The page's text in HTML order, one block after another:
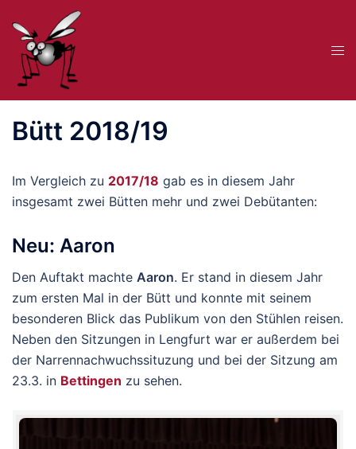
Inhalt
springen
Bütt 2018/19
Im Vergleich zu 2017/18 gab es in diesem Jahr
insgesamt zwei Bütten mehr und zwei Debütanten:
Neu: Aaron
Den Auftakt machte Aaron. Er stand in diesem Jahr
zum ersten Mal in der Bütt und konnte mit seinem
besonderen Blick das Publikum von den Stühlen reisen.
Neben den Sitzungen in Lengfurt war er außerdem bei
der Narrennachwuchssituzung und bei der Sitzung am
23.3. in Bettingen zu sehen.